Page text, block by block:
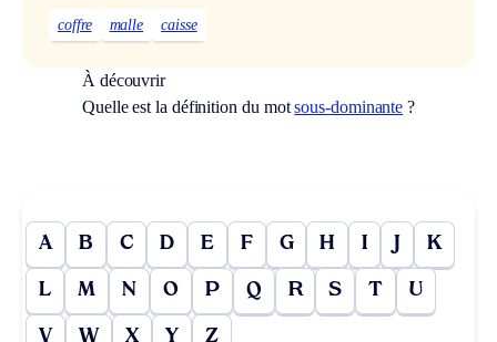
coffre malle caisse
À découvrir
Quelle est la définition du motsous-dominante ?
A B C D E F G H I J K
L M N O P Q R S T U
V W X Y Z